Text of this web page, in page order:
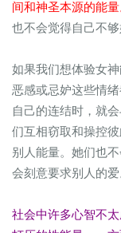
间和神圣本源的能量
也不会觉得自己不够
如果我们想体验女
恶感或忌妒这些情
自己的连结时，就
们互相窃取和操控
别人能量。她们也
会刻意要求别人的爱
社会中许多心智不